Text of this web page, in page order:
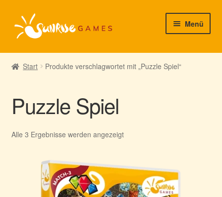
Zur
Navigation
Zum
Inhalt
Menü
► Startseite
► Support/Hilfe
► Mein Konto
Start Produkte verschlagwortet mit „Puzzle Spiel“
Puzzle Spiel
Alle 3 Ergebnisse werden angezeigtNach